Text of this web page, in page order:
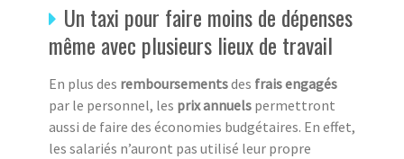
Un taxi pour faire moins de dépenses
même avec plusieurs lieux de travail
En plus des remboursementsdes frais engagés
par le personnel, les prix annuels permettront
aussi de faire des économies budgétaires. En effet,
les salariés n’auront pas utilisé leur propre